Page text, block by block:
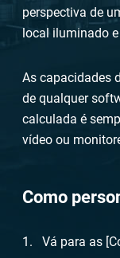
perspectiva de
local iluminado
As capacidades
de qualquer
calculada é
vídeo ou
Como
Vá para as